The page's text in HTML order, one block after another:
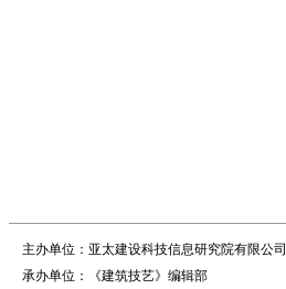
主办单位：亚太建设科技信息研究院有限公司
承办单位：《建筑技艺》编辑部